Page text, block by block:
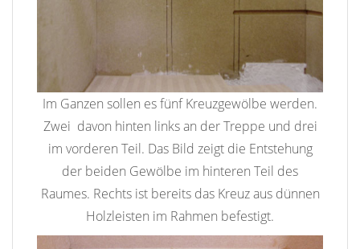
Im Ganzen sollen es fünf Kreuzgewölbe werden.
Zwei davon hinten links an der Treppe und drei
im vorderen Teil. Das Bild zeigt die Entstehung
der beiden Gewölbe im hinteren Teil des
Raumes. Rechts ist bereits das Kreuz aus dünnen
Holzleisten im Rahmen befestigt.